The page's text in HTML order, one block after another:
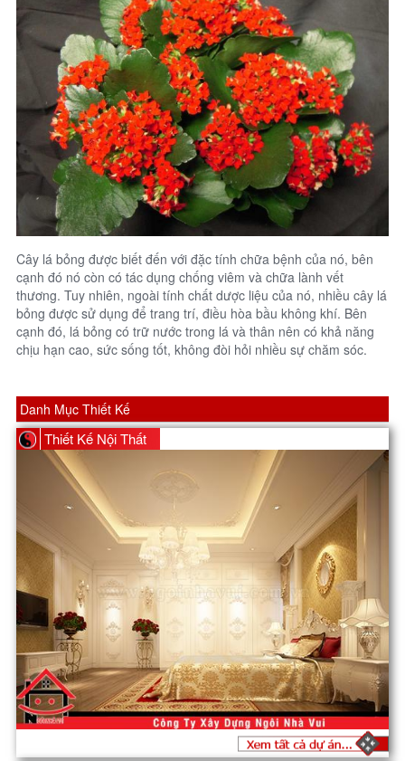
Cây lá bỏng được biết đến với đặc tính chữa bệnh của nó, bên
cạnh đó nó còn có tác dụng chống viêm và chữa lành vết
thương. Tuy nhiên, ngoài tính chất dược liệu của nó, nhiều cây lá
bỏng được sử dụng để trang trí, điều hòa bầu không khí. Bên
cạnh đó, lá bỏng có trữ nước trong lá và thân nên có khả năng
chịu hạn cao, sức sống tốt, không đòi hỏi nhiều sự chăm sóc.
Danh Mục Thiết Kế
Thiết Kế Nội Thất